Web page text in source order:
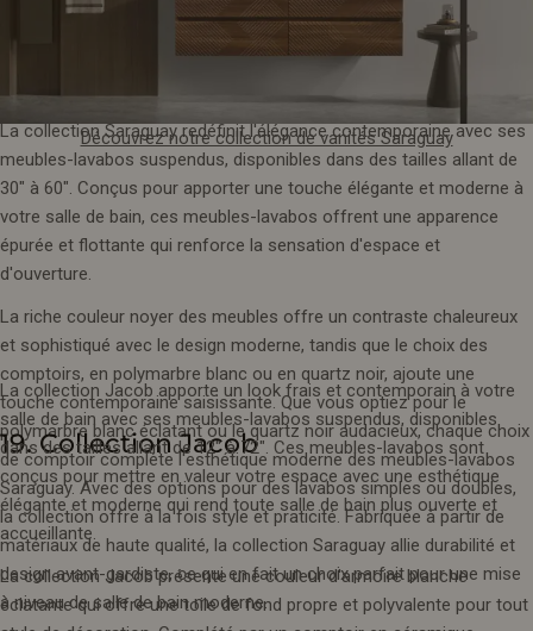
Découvrez notre collection de vanités Saraguay
La collection Saraguay redéfinit l'élégance contemporaine avec ses
meubles-lavabos suspendus, disponibles dans des tailles allant de
30" à 60". Conçus pour apporter une touche élégante et moderne à
votre salle de bain, ces meubles-lavabos offrent une apparence
épurée et flottante qui renforce la sensation d'espace et
d'ouverture.
La riche couleur noyer des meubles offre un contraste chaleureux
et sophistiqué avec le design moderne, tandis que le choix des
comptoirs, en polymarbre blanc ou en quartz noir, ajoute une
touche contemporaine saisissante. Que vous optiez pour le
polymarbre blanc éclatant ou le quartz noir audacieux, chaque choix
de comptoir complète l'esthétique moderne des meubles-lavabos
Saraguay. Avec des options pour des lavabos simples ou doubles,
la collection offre à la fois style et praticité. Fabriquée à partir de
matériaux de haute qualité, la collection Saraguay allie durabilité et
design avant-gardiste, ce qui en fait un choix parfait pour une mise
à niveau de salle de bain moderne.
19. Collection Jacob
La collection Jacob apporte un look frais et contemporain à votre
salle de bain avec ses meubles-lavabos suspendus, disponibles
dans des tailles allant de 12" à 72". Ces meubles-lavabos sont
conçus pour mettre en valeur votre espace avec une esthétique
élégante et moderne qui rend toute salle de bain plus ouverte et
accueillante.
La collection Jacob présente une couleur d'armoire blanche
éclatante qui offre une toile de fond propre et polyvalente pour tout